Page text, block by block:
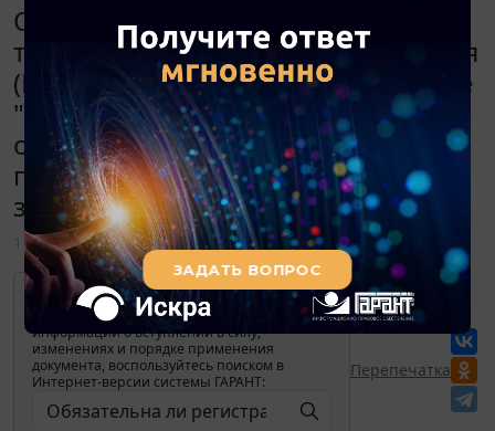
Обязательна ли регистрация, а
также подача отчетов работодателя
(Волгоградская область) на портале
"Работа в России"? Должна ли
организация это исполнять и
предусмотрена ли ответственность
за неисполнение?
11 июня 2020
Для просмотра актуального текста
документа и получения полной
информации о вступлении в силу,
изменениях и порядке применения
документа, воспользуйтесь поиском в
Интернет-версии системы ГАРАНТ:
Перепечатка